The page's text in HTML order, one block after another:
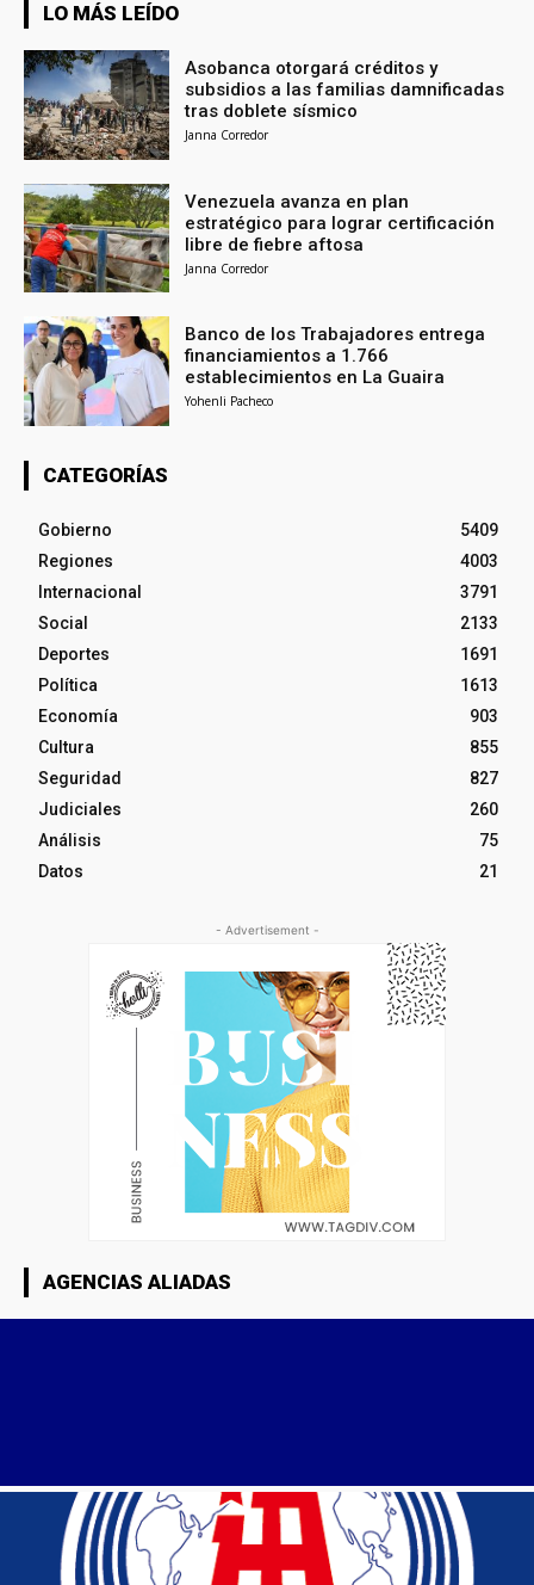
LO MÁS LEÍDO
Asobanca otorgará créditos y
subsidios a las familias damnificadas
tras doblete sísmico
Janna Corredor
Venezuela avanza en plan
estratégico para lograr certificación
libre de fiebre aftosa
Janna Corredor
Banco de los Trabajadores entrega
financiamientos a 1.766
establecimientos en La Guaira
Yohenli Pacheco
CATEGORÍAS
Gobierno
5409
Regiones
4003
Internacional
3791
Social
2133
Deportes
1691
Política
1613
Economía
903
Cultura
855
Seguridad
827
Judiciales
260
Análisis
75
Datos
21
- Advertisement -
AGENCIAS ALIADAS